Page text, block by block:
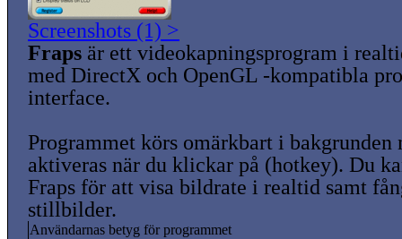
Screenshots (1) >
Fraps är ett videokapningsprogram i
med DirectX och OpenGL -kompatibla
interface.
Programmet körs omärkbart i bakgrunden
aktiveras när du klickar på (hotkey). Du
Fraps för att visa bildrate i realtid samt
stillbilder.
Användarnas betyg för programmet